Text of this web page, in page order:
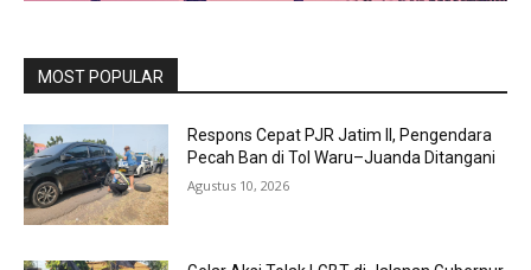
MOST POPULAR
Respons Cepat PJR Jatim II, Pengendara
Pecah Ban di Tol Waru–Juanda Ditangani
Agustus 10, 2026